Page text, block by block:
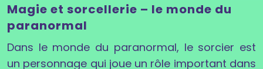
Magie et sorcellerie – le monde du
paranormal
Dans le monde du paranormal, le sorcier est
un personnage qui joue un rôle important dans